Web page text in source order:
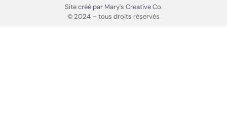
Site créé par Mary's Creative Co.
© 2024 – tous droits réservés